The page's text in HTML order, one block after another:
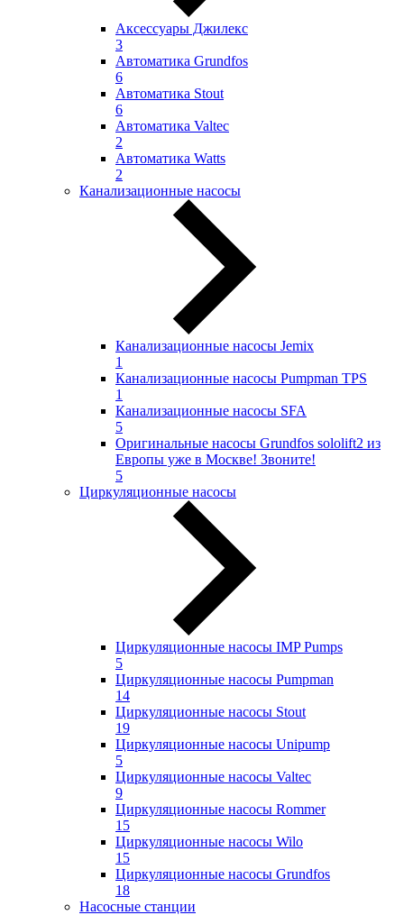
Аксессуары Джилекс
3
Автоматика Grundfos
6
Автоматика Stout
6
Автоматика Valtec
2
Автоматика Watts
2
Канализационные насосы
Канализационные насосы Jemix
1
Канализационные насосы Pumpman TPS
1
Канализационные насосы SFA
5
Оригинальные насосы Grundfos sololift2 из
Европы уже в Москве! Звоните!
5
Циркуляционные насосы
Циркуляционные насосы IMP Pumps
5
Циркуляционные насосы Pumpman
14
Циркуляционные насосы Stout
19
Циркуляционные насосы Unipump
5
Циркуляционные насосы Valtec
9
Циркуляционные насосы Rommer
15
Циркуляционные насосы Wilo
15
Циркуляционные насосы Grundfos
18
Насосные станции